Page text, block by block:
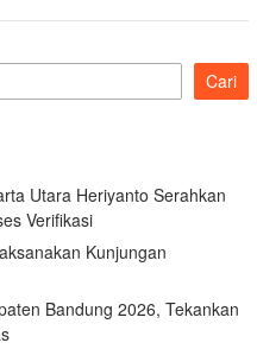
Cari
Utara Heriyanto Serahkan
Verifikasi
Kunjungan
Bandung 2026, Tekankan